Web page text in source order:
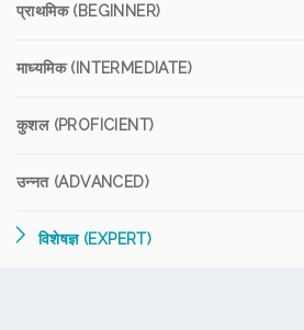
प्राथमिक (BEGINNER)
माध्यमिक (INTERMEDIATE)
कुशल (PROFICIENT)
उन्नत (ADVANCED)
विशेषज्ञ (EXPERT)